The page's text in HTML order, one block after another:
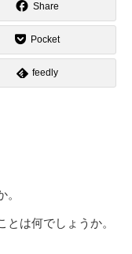
Share
Pocket
feedly
は何でしょうか。